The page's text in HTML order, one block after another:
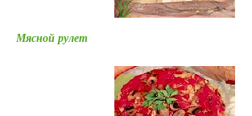
Мясной рулет